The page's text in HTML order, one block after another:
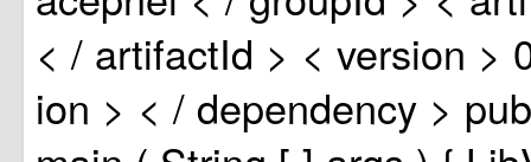
</ artifactId > < version >
ion > </ dependency >